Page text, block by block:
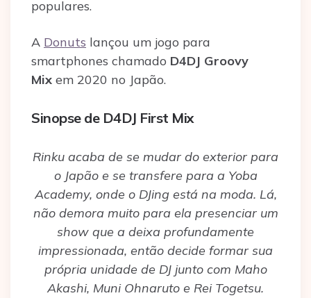
populares.
A Donuts lançou um jogo para
smartphones chamado D4DJ Groovy
Mix em 2020 no Japão.
Sinopse de D4DJ First Mix
Rinku acaba de se mudar do exterior para
o Japão e se transfere para a Yoba
Academy, onde o DJing está na moda. Lá,
não demora muito para ela presenciar um
show que a deixa profundamente
impressionada, então decide formar sua
própria unidade de DJ junto com Maho
Akashi, Muni Ohnaruto e Rei Togetsu.